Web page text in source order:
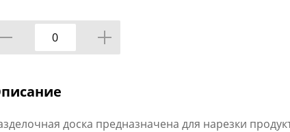
доска предназначена для нарезки